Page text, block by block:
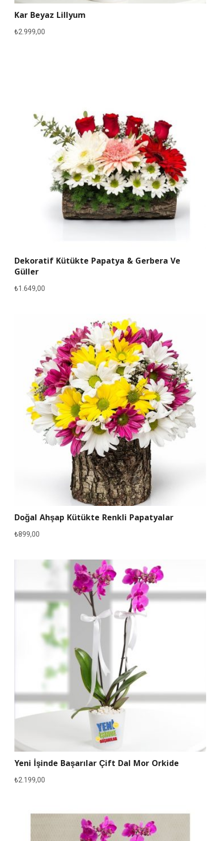
Kar Beyaz Lillyum
₺2.999,00
Dekoratif Kütükte Papatya & Gerbera Ve
Güller
₺1.649,00
Doğal Ahşap Kütükte Renkli Papatyalar
₺899,00
Yeni İşinde Başarılar Çift Dal Mor Orkide
₺2.199,00